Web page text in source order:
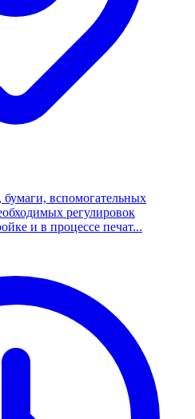
бумаги, вспомогательных
регулировок
и в процессе печат...